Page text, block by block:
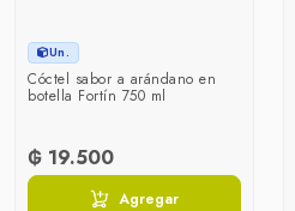
Un.
Cóctel sabor a arándano en
botella Fortín 750 ml
₲ 19.500
Agregar